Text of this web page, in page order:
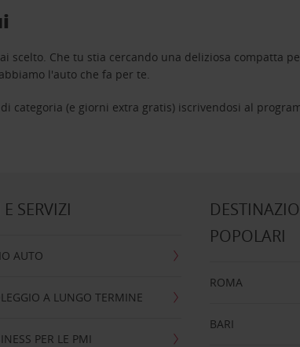
scelto. Che tu stia cercando una deliziosa compatta
l'auto che fa per te.
categoria (e giorni extra gratis) iscrivendosi al
SERVIZI
AUTO
A LUNGO TERMINE
PER LE PMI
POPOLARI
ROMA
BARI